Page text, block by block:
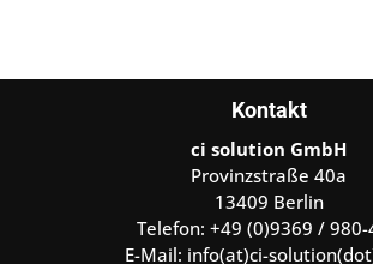
Kontakt
ci solution GmbH
Provinzstraße 40a
13409 Berlin
Telefon: +49 (0)9369 / 980-
E-Mail: info(at)ci-